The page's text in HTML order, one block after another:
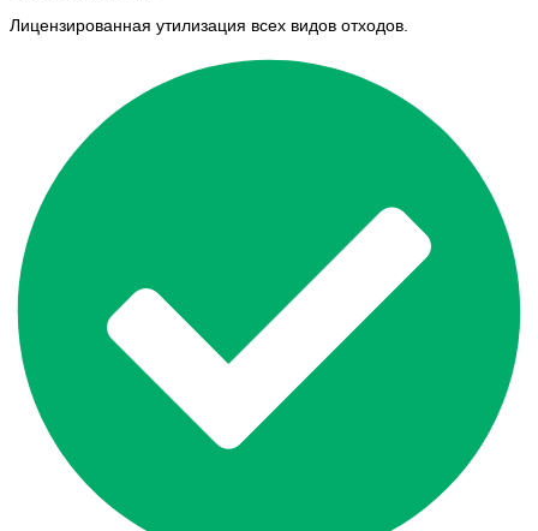
Лицензированная утилизация всех видов отходов.